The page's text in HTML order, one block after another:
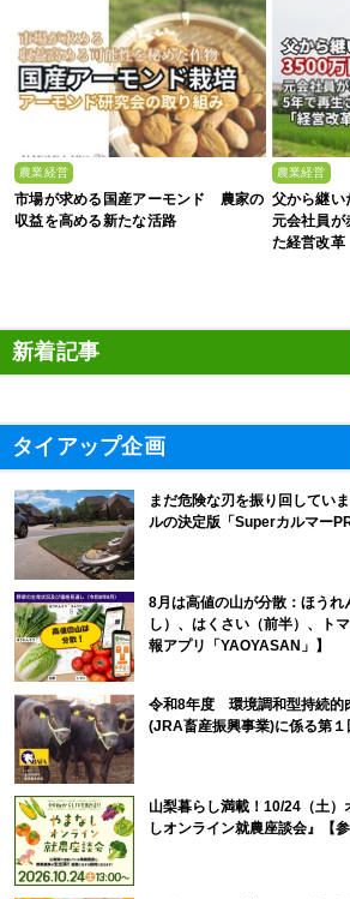
農業経営
市場が求める国産アーモンド 農家の
収益を高める新たな活路
農業経営
父から継い
元会社員が
た経営改革
新着記事
タイアップ企画
まだ危険な刃を振り回してい
ルの決定版「Superカルマー
8月は高値の山が分散：ほうれ
し）、はくさい（前半）、ト
報アプリ「YAOYASAN」】
令和8年度 環境調和型持続的
(JRA畜産振興事業)に係る第
山梨暮らし満載！10/24（土
しオンライン就農座談会』【参